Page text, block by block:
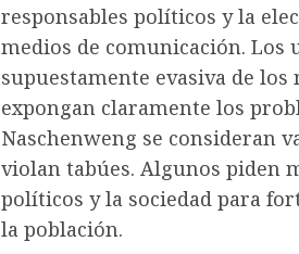
responsables políticos y la
medios de comunicación.
supuestamente evasiva de los
expongan claramente los
Naschenweng se consideran
violan tabúes. Algunos piden
políticos y la sociedad para
la población.